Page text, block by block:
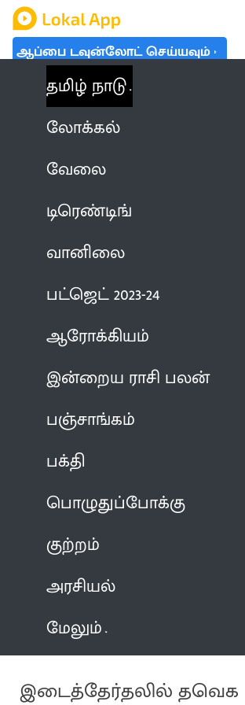
ஆப்பை டவுன்லோட் செய்யவும்
தமிழ் நாடு
லோக்கல்
வேலை
டிரெண்டிங்
வானிலை
பட்ஜெட் 2023-24
ஆரோக்கியம்
இன்றைய ராசி பலன்
பஞ்சாங்கம்
பக்தி
பொழுதுப்போக்கு
குற்றம்
அரசியல்
மேலும்
இடைத்தேர்தலில் தவெக